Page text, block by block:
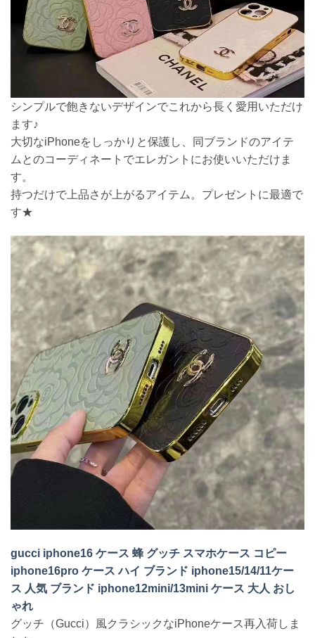
シンプルで飽きないデザインでこれから長く愛用いただけ
ます♪
大切なiPhoneをしっかりと保護し、同ブランドのアイテ
ムとのコーディネートでエレガントにお使いいただけま
す。
持つだけで上品さが上がるアイテム。プレゼントに最適で
す★
gucci iphone16 ケース 蜂 グッチ スマホケース コピー
iphone16pro ケース ハイ ブランド iphone15/14/11ケー
ス 人気 ブランド iphone12mini/13mini ケース 大人 おし
ゃれ
グッチ（Gucci）風クラシックなiPhoneケース再入荷しま